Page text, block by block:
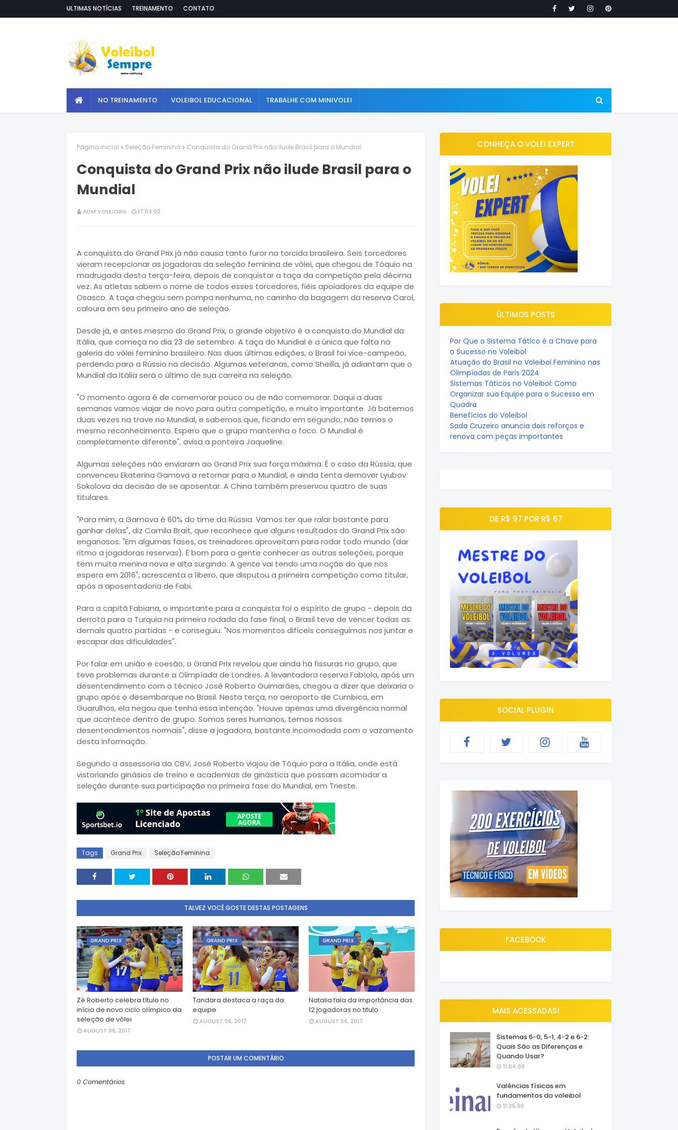
ULTIMAS NOTÍCIAS TREINAMENTO CONTATO
NO TREINAMENTO VOLEIBOL EDUCACIONAL TRABALHE COM MINIVOLEI
Página inicial Seleção Feminina Conquista do Grand Prix não ilude Brasil para o Mundial
Conquista do Grand Prix não ilude Brasil para o
Mundial
ADM VOLEIORG 17:03:00
A conquista do Grand Prix já não causa tanto furor na torcida brasileira. Seis torcedores
vieram recepcionar as jogadoras da seleção feminina de vôlei, que chegou de Tóquio na
madrugada desta terça-feira, depois de conquistar a taça da competição pela décima
vez. As atletas sabem o nome de todos esses torcedores, fiéis apoiadores da equipe de
Osasco. A taça chegou sem pompa nenhuma, no carrinho da bagagem da reserva Carol,
caloura em seu primeiro ano de seleção.
Desde já, e antes mesmo do Grand Prix, o grande objetivo é a conquista do Mundial da
Itália, que começa no dia 23 de setembro. A taça do Mundial é a única que falta na
galeria do vôlei feminino brasileiro. Nas duas últimas edições, o Brasil foi vice-campeão,
perdendo para a Rússia na decisão. Algumas veteranas, como Sheilla, já adiantam que o
Mundial da Itália será o último de sua carreira na seleção.
"O momento agora é de comemorar pouco ou de não comemorar. Daqui a duas
semanas vamos viajar de novo para outra competição, e muito importante. Já batemos
duas vezes na trave no Mundial, e sabemos que, ficando em segundo, não temos o
mesmo reconhecimento. Espero que o grupo mantenha o foco. O Mundial é
completamente diferente", avisa a ponteira Jaqueline.
Algumas seleções não enviaram ao Grand Prix sua força máxima. É o caso da Rússia, que
convenceu Ekaterina Gamova a retornar para o Mundial, e ainda tenta demover Lyubov
Sokolova da decisão de se aposentar. A China também preservou quatro de suas
titulares.
"Para mim, a Gamova é 60% do time da Rússia. Vamos ter que ralar bastante para
ganhar delas", diz Camila Brait, que reconhece que alguns resultados do Grand Prix são
enganosos. "Em algumas fases, os treinadores aproveitam para rodar todo mundo (dar
ritmo a jogadoras reservas). É bom para a gente conhecer as outras seleções, porque
tem muita menina nova e alta surgindo. A gente vai tendo uma noção do que nos
espera em 2016", acrescenta a líbero, que disputou a primeira competição como titular,
após a aposentadoria de Fabi.
Para a capitã Fabiana, o importante para a conquista foi o espírito de grupo - depois da
derrota para a Turquia na primeira rodada da fase final, o Brasil teve de vencer todas as
demais quatro partidas - e conseguiu. "Nos momentos difíceis conseguimos nos juntar e
escapar das dificuldades".
Por falar em união e coesão, o Grand Prix revelou que ainda há fissuras no grupo, que
teve problemas durante a Olimpíada de Londres. A levantadora reserva Fabíola, após um
desentendimento com o técnico José Roberto Guimarães, chegou a dizer que deixaria o
grupo após o desembarque no Brasil. Nesta terça, no aeroporto de Cumbica, em
Guarulhos, ela negou que tenha essa intenção. "Houve apenas uma divergência normal
que acontece dentro de grupo. Somos seres humanos, temos nossos
desentendimentos normais", disse a jogadora, bastante incomodada com o vazamento
desta informação.
Segundo a assessoria da CBV, José Roberto viajou de Tóquio para a Itália, onde está
vistoriando ginásios de treino e academias de ginástica que possam acomodar a
seleção durante sua participação na primeira fase do Mundial, em Trieste.
Tags Grand Prix Seleção Feminina
TALVEZ VOCÊ GOSTE DESTAS POSTAGENS
GRAND PRIX
Zé Roberto celebra título no
início de novo ciclo olímpico da
seleção de vôlei
AUGUST 06, 2017
GRAND PRIX
Tandara destaca a raça da
equipe
AUGUST 06, 2017
GRAND PRIX
Natalia fala da importância das
12 jogadoras no titulo
AUGUST 06, 2017
POSTAR UM COMENTÁRIO
0 Comentários
CONHEÇA O VOLEI EXPERT
ÚLTIMOS POSTS
Por Que o Sistema Tático é a Chave para
o Sucesso no Voleibol
Atuação do Brasil no Voleibol Feminino nas
Olimpíadas de Paris 2024
Sistemas Táticos no Voleibol: Como
Organizar sua Equipe para o Sucesso em
Quadra
Benefícios do Voleibol
Sada Cruzeiro anuncia dois reforços e
renova com peças importantes
DE R$ 97 POR R$ 67
SOCIAL PLUGIN
FACEBOOK
MAIS ACESSADAS!
Sistemas 6-0, 5-1, 4-2 e 6-2:
Quais São as Diferenças e
Quando Usar?
11:04:00
Valências físicas em
fundamentos do voleibol
11:25:00